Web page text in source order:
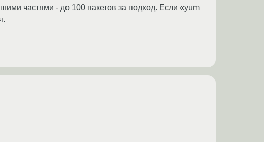
частями - до 100 пакетов за подход. Если «yum